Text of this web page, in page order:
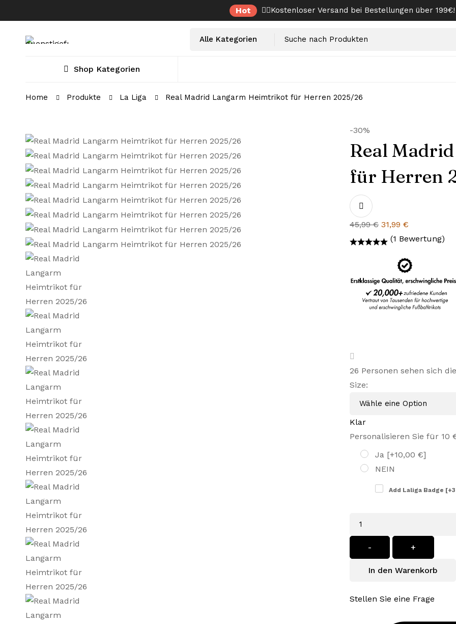
Hot ✌🏼Kostenloser Versand bei Bestellungen über 199€!
Select
Suche
Shop Kategorien
Home Produkte La Liga Real Madrid Langarm Heimtrikot für Herren 2025/26
-30%
Real
für Herren
45,99€ Ursprünglicher
Preis
45,99 €
31,99 €
Preis
31,99 €.
(1 Bewertung)
26 Personen sehen sich
Size:
Klar
Personalisieren Sie für 10
Ja [+10,00 €]
NEIN
Add Laliga Badge
- +
In den Warenkorb
Stellen Sie eine Frage